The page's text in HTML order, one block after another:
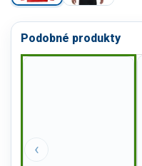
Podobné produkty
‹